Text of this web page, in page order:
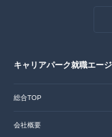
キャリアパーク就職エー
総合TOP
会社概要